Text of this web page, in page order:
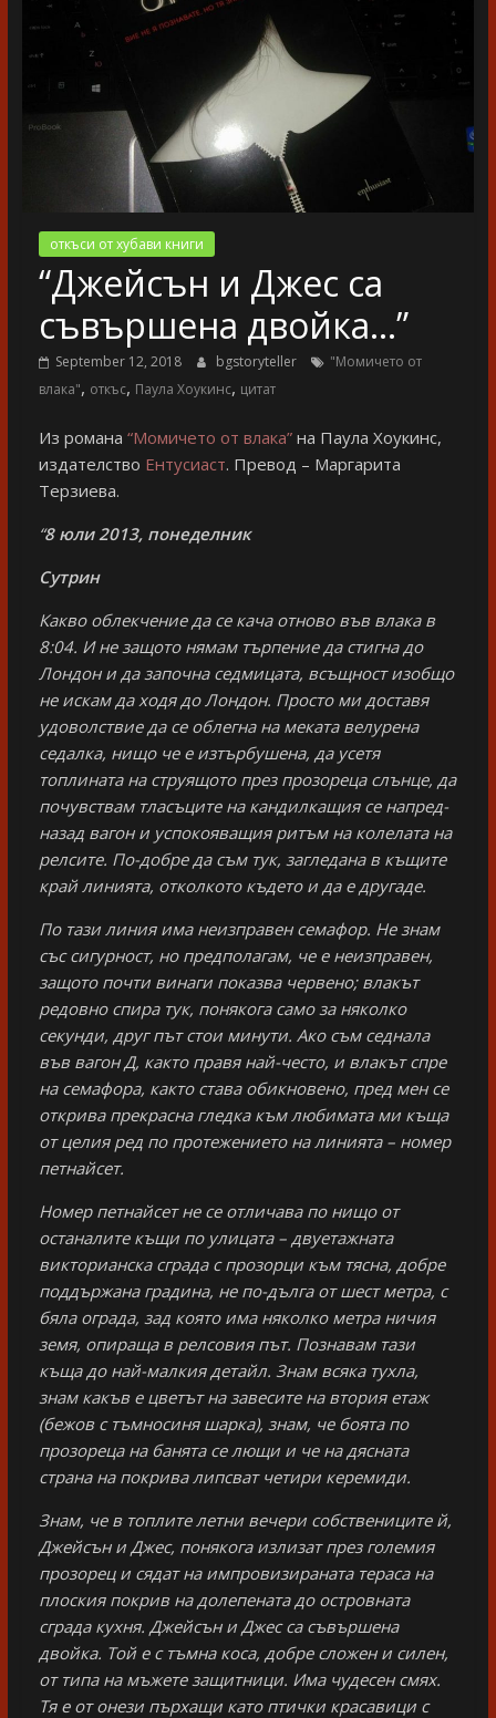
разказ
откъси от хубави книги
“Джейсън и Джес са
съвършена двойка…”
September 12, 2018 bgstoryteller
"Момичето от
влака", откъс, Паула Хоукинс, цитат
Из романа “Момичето от влака”на Паула Хоукинс,
издателство Ентусиаст. Превод – Маргарита
Терзиева.
“8 юли 2013, понеделник
Сутрин
Какво облекчение да се кача отново във влака в
8:04. И не защото нямам търпение да стигна до
Лондон и да започна седмицата, всъщност изобщо
не искам да ходя до Лондон. Просто ми доставя
удоволствие да се облегна на меката велурена
седалка, нищо че е изтърбушена, да усетя
топлината на струящото през прозореца слънце, да
почувствам тласъците на кандилкащия се напред-
назад вагон и успокояващия ритъм на колелата на
релсите. По-добре да съм тук, загледана в къщите
край линията, отколкото където и да е другаде.
По тази линия има неизправен семафор. Не знам
със сигурност, но предполагам, че е неизправен,
защото почти винаги показва червено; влакът
редовно спира тук, понякога само за няколко
секунди, друг път стои минути. Ако съм седнала
във вагон Д, както правя най-често, и влакът спре
на семафора, както става обикновено, пред мен се
открива прекрасна гледка към любимата ми къща
от целия ред по протежението на линията – номер
петнайсет.
Номер петнайсет не се отличава по нищо от
останалите къщи по улицата – двуетажната
викторианска сграда с прозорци към тясна, добре
поддържана градина, не по-дълга от шест метра, с
бяла ограда, зад която има няколко метра ничия
земя, опираща в релсовия път. Познавам тази
къща до най-малкия детайл. Знам всяка тухла,
знам какъв е цветът на завесите на втория етаж
(бежов с тъмносиня шарка), знам, че боята по
прозореца на банята се лющи и че на дясната
страна на покрива липсват четири керемиди.
Знам, че в топлите летни вечери собствениците й,
Джейсън и Джес, понякога излизат през големия
прозорец и сядат на импровизираната тераса на
плоския покрив на долепената до островната
сграда кухня. Джейсън и Джес са съвършена
двойка. Той е с тъмна коса, добре сложен и силен,
от типа на мъжете защитници. Има чудесен смях.
Тя е от онези пърхащи като птички красавици с